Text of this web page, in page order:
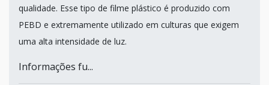
qualidade. Esse tipo de filme plástico é produzido com
PEBD e extremamente utilizado em culturas que exigem
uma alta intensidade de luz.
Informações fu...